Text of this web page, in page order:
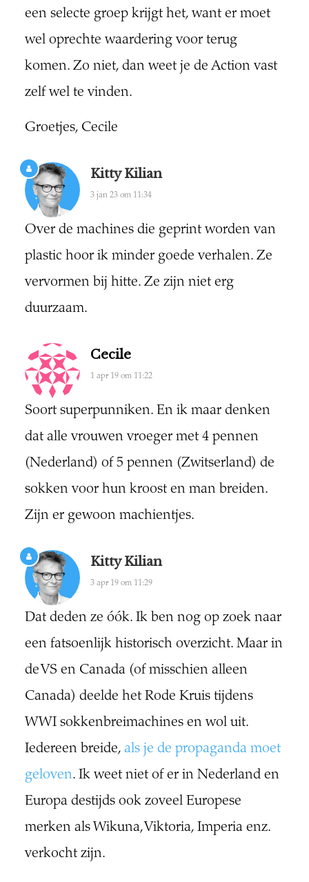
een selecte groep krijgt het, want er moet
wel oprechte waardering voor terug
komen. Zo niet, dan weet je de Action vast
zelf wel te vinden.
Groetjes, Cecile
Kitty Kilian
3 jan 23 om 11:34
Over de machines die geprint worden van
plastic hoor ik minder goede verhalen. Ze
vervormen bij hitte. Ze zijn niet erg
duurzaam.
Cecile
1 apr 19 om 11:22
Soort superpunniken. En ik maar denken
dat alle vrouwen vroeger met 4 pennen
(Nederland) of 5 pennen (Zwitserland) de
sokken voor hun kroost en man breiden.
Zijn er gewoon machientjes.
Kitty Kilian
3 apr 19 om 11:29
Dat deden ze óók. Ik ben nog op zoek naar
een fatsoenlijk historisch overzicht. Maar in
de VS en Canada (of misschien alleen
Canada) deelde het Rode Kruis tijdens
WWI sokkenbreimachines en wol uit.
Iedereen breide, als je de propaganda moet
geloven. Ik weet niet of er in Nederland en
Europa destijds ook zoveel Europese
merken als Wikuna, Viktoria, Imperia enz.
verkocht zijn.